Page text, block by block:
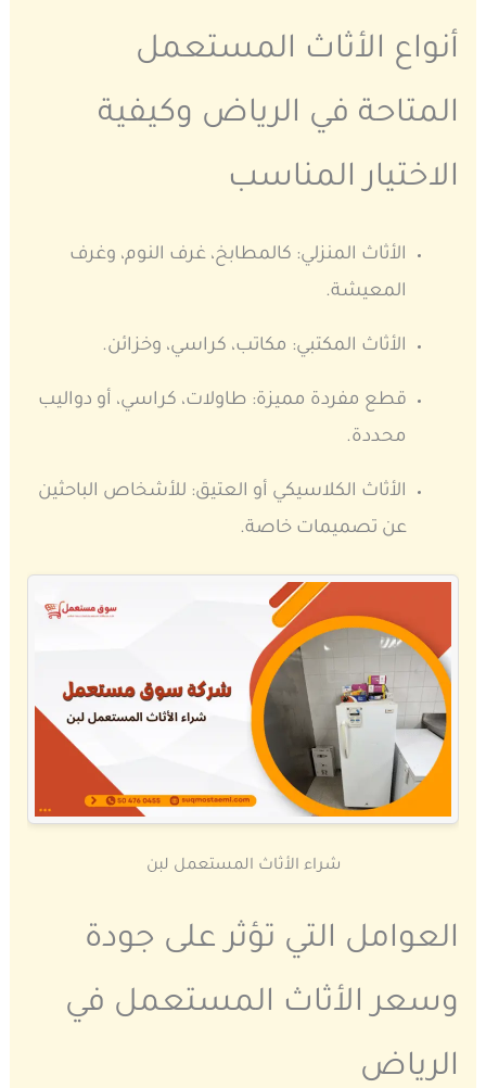
أنواع الأثاث المستعمل
المتاحة في الرياض وكيفية
الاختيار المناسب
الأثاث المنزلي: كالمطابخ، غرف النوم، وغرف
المعيشة.
الأثاث المكتبي: مكاتب، كراسي، وخزائن.
قطع مفردة مميزة: طاولات، كراسي، أو دواليب
محددة.
الأثاث الكلاسيكي أو العتيق: للأشخاص الباحثين
عن تصميمات خاصة.
شراء الأثاث المستعمل لبن
العوامل التي تؤثر على جودة
وسعر الأثاث المستعمل في
الرياض